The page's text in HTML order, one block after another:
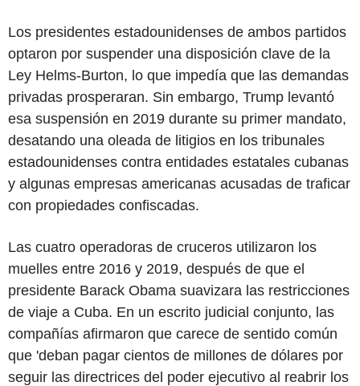
Los presidentes estadounidenses de ambos partidos
optaron por suspender una disposición clave de la
Ley Helms-Burton, lo que impedía que las demandas
privadas prosperaran. Sin embargo, Trump levantó
esa suspensión en 2019 durante su primer mandato,
desatando una oleada de litigios en los tribunales
estadounidenses contra entidades estatales cubanas
y algunas empresas americanas acusadas de traficar
con propiedades confiscadas.
Las cuatro operadoras de cruceros utilizaron los
muelles entre 2016 y 2019, después de que el
presidente Barack Obama suavizara las restricciones
de viaje a Cuba. En un escrito judicial conjunto, las
compañías afirmaron que carece de sentido común
que 'deban pagar cientos de millones de dólares por
seguir las directrices del poder ejecutivo al reabrir los